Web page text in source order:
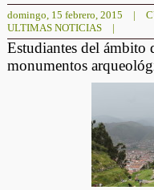
domingo, 15 febrero, 2015 |
ULTIMAS NOTICIAS
|
Estudiantes del ámbito
monumentos